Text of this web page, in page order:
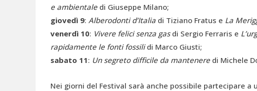
e ambientale di Giuseppe Milano;
giovedì 9: Alberodonti d’Italia di Tiziano Fratus e La
venerdì 10: Vivere felici senza gas di Sergio Ferraris e
rapidamente le fonti fossilidi Marco Giusti;
sabato 11: Un segreto difficile da mantenere di Michele
Nei giorni del Festival sarà anche possibile partecipare a